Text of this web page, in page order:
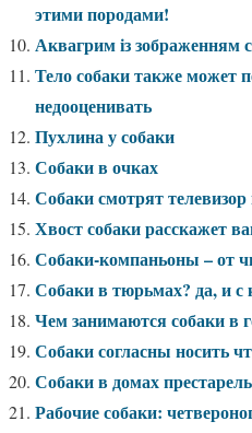
этими породами!
Аквагрим із зображенням
Тело собаки также может
недооценивать
Пухлина у собаки
Собаки в очках
Собаки смотрят
Хвост собаки расскажет
Собаки-компаньоны – от
Собаки в тюрьмах? да, и с
Чем занимаются собаки в
Собаки согласны носить
Собаки в домах
Рабочие собаки: